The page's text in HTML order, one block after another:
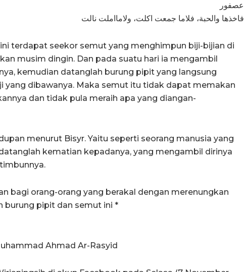
عصفور
فاخذها والحبة، فلاما جمعت اكلت، ولامااملت نالت
terdapat seekor semut yang menghimpun biji-bijian di
musim dingin. Dan pada suatu hari ia mengambil
kemudian datanglah burung pipit yang langsung
yang dibawanya. Maka semut itu tidak dapat memakan
dan tidak pula meraih apa yang diangan-
menurut Bisyr. Yaitu seperti seorang manusia yang
kematian kepadanya, yang mengambil dirinya
bagi orang-orang yang berakal dengan merenungkan
burung pipit dan semut ini *
Ahmad Ar-Rasyid